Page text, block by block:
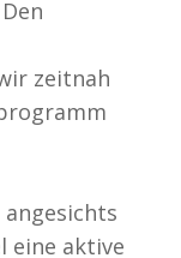
zeitnah
eine aktive